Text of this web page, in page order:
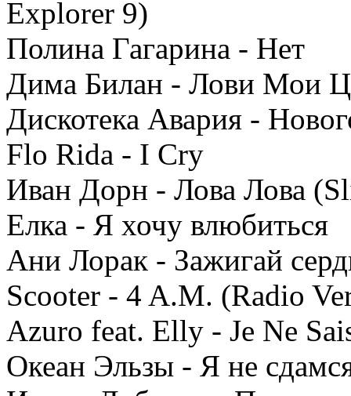
Explorer 9)
Полина Гагарина - Нет
Дима Билан - Лови Мои
Дискотека Авария -
Flo Rida - I Cry
Иван Дорн - Лова Лова
Елка - Я хочу влюбиться
Ани Лорак - Зажигай
Scooter - 4 A.M. (Radio
Azuro feat. Elly - Je Ne
Океан Эльзы - Я не